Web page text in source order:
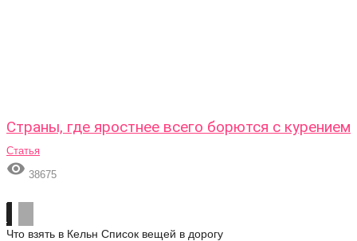
Страны, где яростнее всего борются с курением
Статья
 38675
Что взять в Кельн Список вещей в дорогу